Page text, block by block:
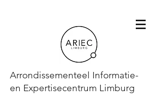
Arrondissementeel Informatie-
en Expertisecentrum Limburg